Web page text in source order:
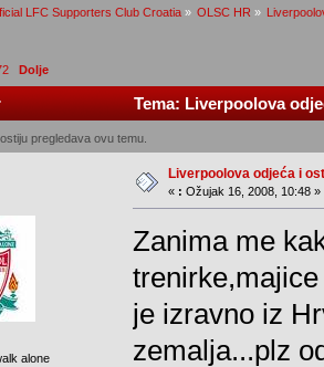
LFC Supporters Club Croatia» OLSC HR »
Dolje
Tema: Liverpoolova
pregledava ovu temu.
alone
Liverpoolova odjeća i
« : Ožujak 16, 2008, 10:48 »
Zanima me
je izravno iz
zemalja...plz